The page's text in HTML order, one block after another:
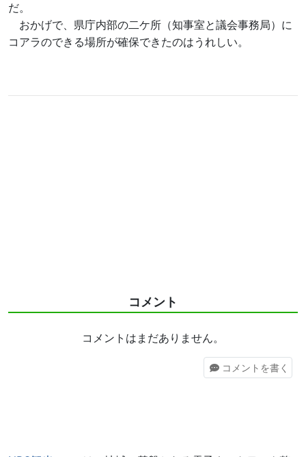
だ。
おかげで、県庁内部の二ケ所（知事室と議会事務局）に
コアラのできる場所が確保できたのはうれしい。
コメント
コメントはまだありません。
コメント を書く